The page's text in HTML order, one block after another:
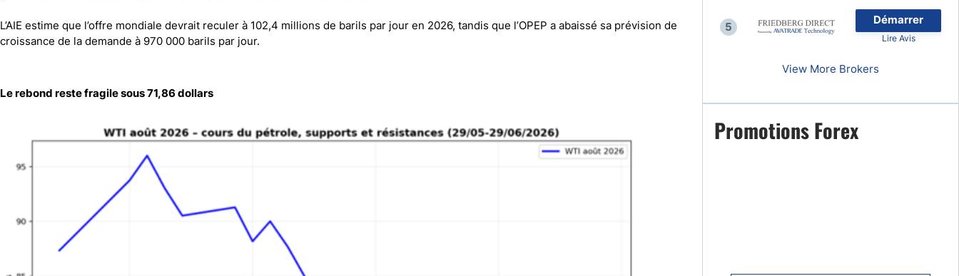
L’AIE estime que l’offre mondiale devrait reculer à 102,4 millions de barils par jour en 2026, tandis que l’OPEP a abaissé sa prévision de
croissance de la demande à 970 000 barils par jour.
Le rebond reste fragile sous 71,86 dollars
5
Démarrer
Lire Avis
View More Brokers
Promotions Forex